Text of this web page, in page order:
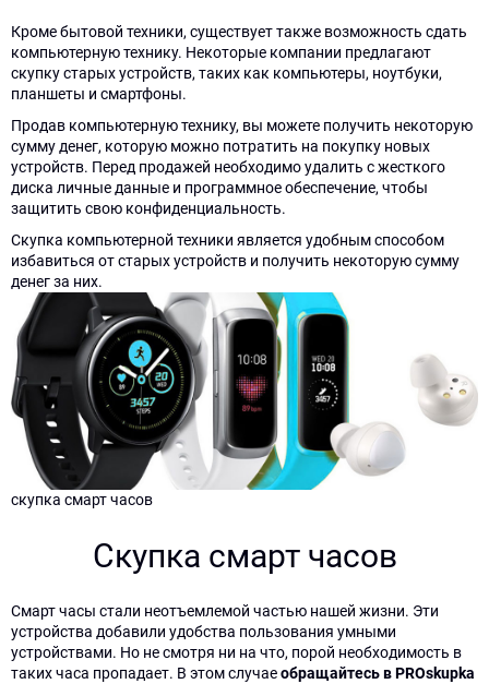
Кроме бытовой техники, существует также возможность сдать
компьютерную технику. Некоторые компании предлагают
скупку старых устройств, таких как компьютеры, ноутбуки,
планшеты и смартфоны.
Продав компьютерную технику, вы можете получить некоторую
сумму денег, которую можно потратить на покупку новых
устройств. Перед продажей необходимо удалить с жесткого
диска личные данные и программное обеспечение, чтобы
защитить свою конфиденциальность.
Скупка компьютерной техники является удобным способом
избавиться от старых устройств и получить некоторую сумму
денег за них.
скупка смарт часов
Скупка смарт часов
Смарт часы стали неотъемлемой частью нашей жизни. Эти
устройства добавили удобства пользования умными
устройствами. Но не смотря ни на что, порой необходимость в
таких часа пропадает. В этом случаеобращайтесь в PROskupka
для
отправки
данный
квадратик
Нажимая
кнопку
даю
согласие
обработку
персональных
данных
для
отправки
данный
квадратик
Нажимая
кнопку
цену",
даю
согласие
на
обработку
персональных
данных